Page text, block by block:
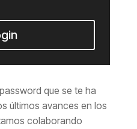
que se te ha
últimos avances en los
colaborando